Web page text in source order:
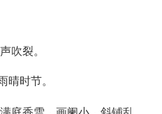
吹裂。
时节。